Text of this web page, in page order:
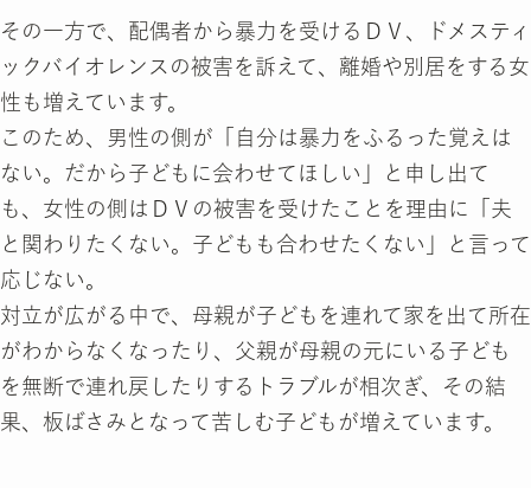
その一方で、配偶者から暴力を受けるＤＶ、ドメスティ
ックバイオレンスの被害を訴えて、離婚や別居をする女
性も増えています。
このため、男性の側が「自分は暴力をふるった覚えは
ない。だから子どもに会わせてほしい」と申し出て
も、女性の側はＤＶの被害を受けたことを理由に「夫
と関わりたくない。子どもも合わせたくない」と言って
応じない。
対立が広がる中で、母親が子どもを連れて家を出て所在
がわからなくなったり、父親が母親の元にいる子ども
を無断で連れ戻したりするトラブルが相次ぎ、その結
果、板ばさみとなって苦しむ子どもが増えています。